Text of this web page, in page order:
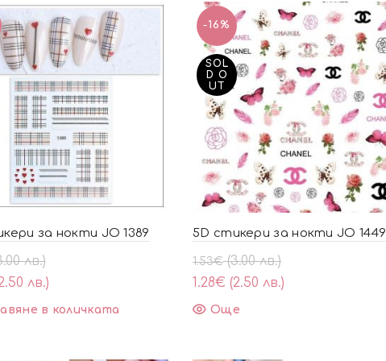
за нокти JO 1389
лв.)
лв.)
в количката
-16%
SOL
D O
UT
5D стикери за нокти JO 1449
1.53€ (3.00 лв.)
Original
price
was:
1.28€ (2.50 лв.)
Текущата
цена
е:
Още